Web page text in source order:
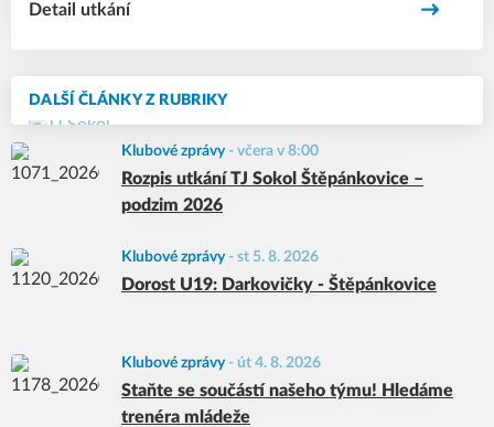
Detail utkání
DALŠÍ ČLÁNKY Z RUBRIKY
Klubové zprávy- včera v 8:00
Rozpis utkání TJ Sokol Štěpánkovice –
podzim 2026
Klubové zprávy- st 5. 8. 2026
Dorost U19: Darkovičky - Štěpánkovice
Klubové zprávy- út 4. 8. 2026
Staňte se součástí našeho týmu! Hledáme
trenéra mládeže